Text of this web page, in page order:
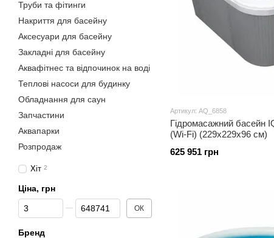
Артикул: AQ_6858
Гідромасажний басейн
(Wi-Fi) (229х229х96 см)
625 951 грн
Труби та фітинги
Накриття для басейну
Аксесуари для басейну
Закладні для басейну
Аквафітнес та відпочинок на воді
Теплові насоси для будинку
Обладнання для саун
Запчастини
Аквапарки
Розпродаж
Хіт 2
Ціна, грн
Від Ціна, грн
До Ціна, грн ОК
Бренд